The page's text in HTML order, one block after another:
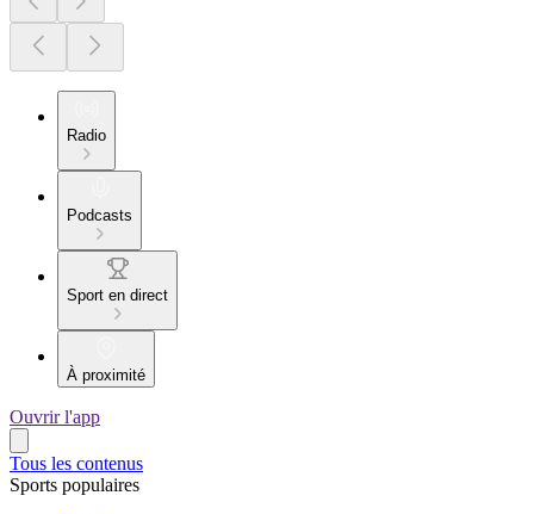
Radio
Podcasts
Sport en direct
À proximité
Ouvrir l'app
Tous les contenus
Sports populaires